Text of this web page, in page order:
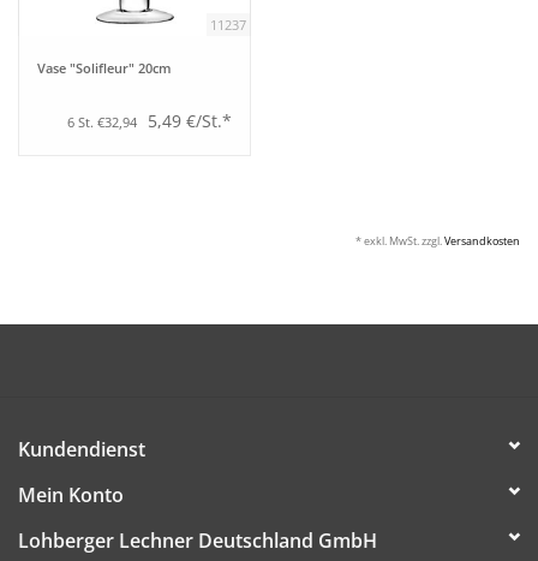
11237
Vase "Solifleur" 20cm
6 St. €32,94 5,49 €/St.*
* exkl. MwSt. zzgl.Versandkosten
Kundendienst
Mein Konto
Lohberger Lechner Deutschland GmbH